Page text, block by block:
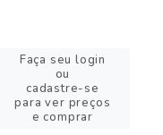
Faça seu login
ou
cadastre-se
para ver preços
e comprar